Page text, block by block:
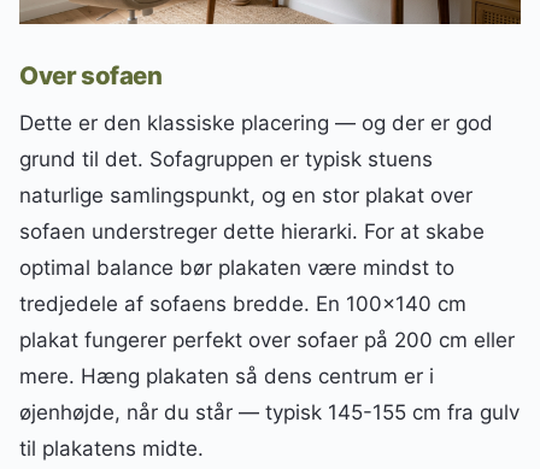
Over sofaen
Dette er den klassiske placering — og der er god
grund til det. Sofagruppen er typisk stuens
naturlige samlingspunkt, og en stor plakat over
sofaen understreger dette hierarki. For at skabe
optimal balance bør plakaten være mindst to
tredjedele af sofaens bredde. En 100×140 cm
plakat fungerer perfekt over sofaer på 200 cm eller
mere. Hæng plakaten så dens centrum er i
øjenhøjde, når du står — typisk 145-155 cm fra gulv
til plakatens midte.